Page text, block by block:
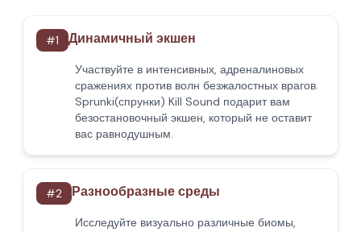
#1 Динамичный экшен
Участвуйте в интенсивных, адреналиновых
сражениях против волн безжалостных врагов.
Sprunki(спрунки) Kill Sound подарит вам
безостановочный экшен, который не оставит
вас равнодушным.
#2 Разнообразные среды
Исследуйте визуально различные биомы,